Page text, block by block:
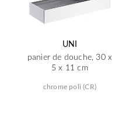
UNI
panier de douche, 30 x
5 x 11 cm
chrome poli (CR)